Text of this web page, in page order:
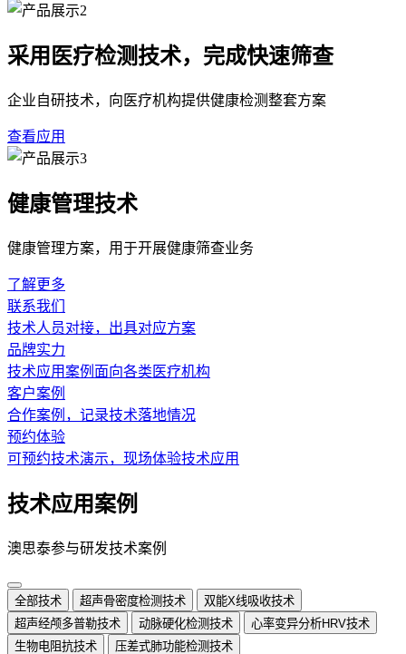
采用医疗检测技术，完成快速筛查
企业自研技术，向医疗机构提供健康检测整套方案
查看应用
健康管理技术
健康管理方案，用于开展健康筛查业务
了解更多
联系我们
技术人员对接，出具对应方案
品牌实力
技术应用案例面向各类医疗机构
客户案例
合作案例，记录技术落地情况
预约体验
可预约技术演示，现场体验技术应用
技术应用案例
澳思泰参与研发技术案例
全部技术 超声骨密度检测技术
双能X线吸收技术
超声经颅多普勒技术
动脉硬化检测技术
心率变异分析HRV技术
生物电阻抗技术
压差式肺功能检测技术